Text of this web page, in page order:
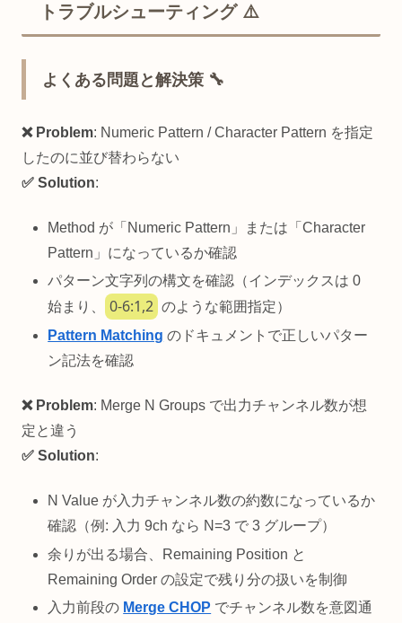
トラブルシューティング ⚠️
よくある問題と解決策 🔧
❌ Problem: Numeric Pattern / Character Pattern を指定
したのに並び替わらない
✅ Solution:
Method が「Numeric Pattern」または「Character
Pattern」になっているか確認
パターン文字列の構文を確認（インデックスは 0
始まり、
0-6:1,2 のような範囲指定）
Pattern Matching のドキュメントで正しいパター
ン記法を確認
❌ Problem: Merge N Groups で出力チャンネル数が想
定と違う
✅ Solution:
N Value が入力チャンネル数の約数になっているか
確認（例: 入力 9ch なら N=3 で 3 グループ）
余りが出る場合、Remaining Position と
Remaining Order の設定で残り分の扱いを制御
入力前段の Merge CHOP でチャンネル数を意図通